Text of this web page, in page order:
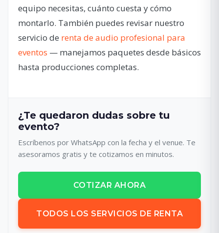
equipo necesitas, cuánto cuesta y cómo
montarlo. También puedes revisar nuestro
servicio de renta de audio profesional para
eventos — manejamos paquetes desde básicos
hasta producciones completas.
¿Te quedaron dudas sobre tu
evento?
Escríbenos por WhatsApp con la fecha y el venue. Te
asesoramos gratis y te cotizamos en minutos.
COTIZAR AHORA
TODOS LOS SERVICIOS DE RENTA